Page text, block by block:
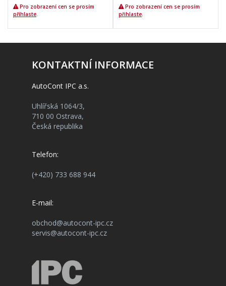
Pro zobrazení cen se prosím
přihlaste.
Pro zobrazení cen se prosím
přihlaste.
KONTAKTNÍ INFORMACE
AutoCont IPC a.s.
Uhlířská 1064/3,
710 00 Ostrava,
Česká republika
Telefon:
(+420) 733 688 944
E-mail:
obchod@autocont-ipc.cz
servis@autocont-ipc.cz